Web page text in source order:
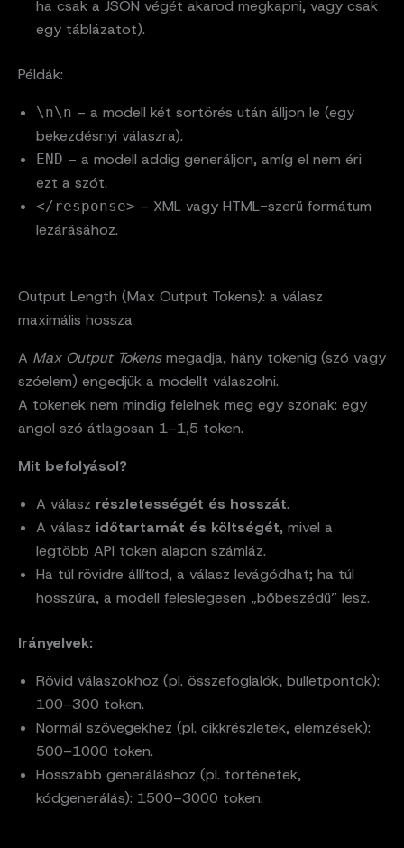
ha csak a JSON végét akarod megkapni, vagy csak
egy táblázatot).
Példák:
\n\n – a modell két sortörés után álljon le (egy
bekezdésnyi válaszra).
END – a modell addig generáljon, amíg el nem éri
ezt a szót.
</response> – XML vagy HTML-szerű formátum
lezárásához.
Output Length (Max Output Tokens): a válasz
maximális hossza
A Max Output Tokensmegadja, hány tokenig (szó vagy
szóelem) engedjük a modellt válaszolni.
A tokenek nem mindig felelnek meg egy szónak: egy
angol szó átlagosan 1–1,5 token.
Mit befolyásol?
A válasz részletességét és hosszát.
A válasz időtartamát és költségét, mivel a
legtöbb API token alapon számláz.
Ha túl rövidre állítod, a válasz levágódhat; ha túl
hosszúra, a modell feleslegesen „bőbeszédű” lesz.
Irányelvek:
Rövid válaszokhoz (pl. összefoglalók, bulletpontok):
100–300 token.
Normál szövegekhez (pl. cikkrészletek, elemzések):
500–1000 token.
Hosszabb generáláshoz (pl. történetek,
kódgenerálás): 1500–3000 token.